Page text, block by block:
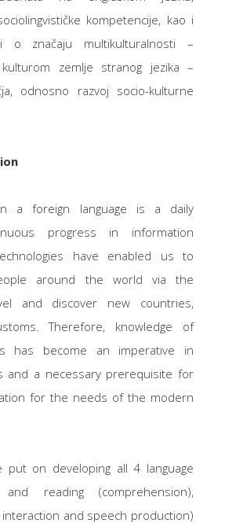
kompetencije, kao i
o značaju multikulturalnosti –
zemlje stranog jezika –
odnosno razvoj socio-kulturne
in a foreign language is a daily
progress in information
have enabled us to
around the world via the
and discover new countries,
Therefore, knowledge of
​​has become an imperative in
and a necessary prerequisite for
for the needs of the modern
put on developing all 4 language
reading (comprehension),
interaction and speech production)